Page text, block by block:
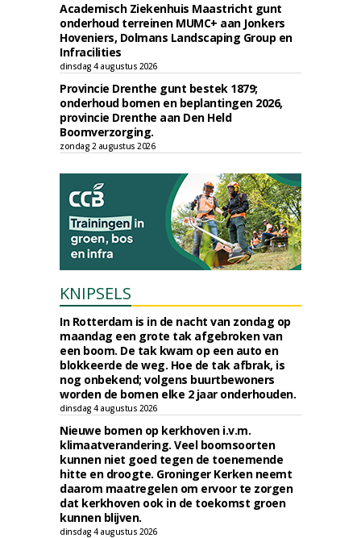
Academisch Ziekenhuis Maastricht gunt
onderhoud terreinen MUMC+ aan Jonkers
Hoveniers, Dolmans Landscaping Group en
Infracilities
dinsdag 4 augustus 2026
Provincie Drenthe gunt bestek 1879;
onderhoud bomen en beplantingen 2026,
provincie Drenthe aan Den Held
Boomverzorging.
zondag 2 augustus 2026
KNIPSELS
In Rotterdam is in de nacht van zondag op
maandag een grote tak afgebroken van
een boom. De tak kwam op een auto en
blokkeerde de weg. Hoe de tak afbrak, is
nog onbekend; volgens buurtbewoners
worden de bomen elke 2 jaar onderhouden.
dinsdag 4 augustus 2026
Nieuwe bomen op kerkhoven i.v.m.
klimaatverandering. Veel boomsoorten
kunnen niet goed tegen de toenemende
hitte en droogte. Groninger Kerken neemt
daarom maatregelen om ervoor te zorgen
dat kerkhoven ook in de toekomst groen
kunnen blijven.
dinsdag 4 augustus 2026